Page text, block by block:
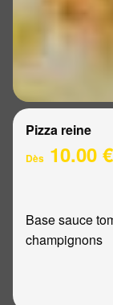
Pizza reine
Dès 10.00 €
Base sauce
champignons